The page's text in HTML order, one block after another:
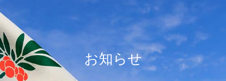
クラブハウス
お知らせ